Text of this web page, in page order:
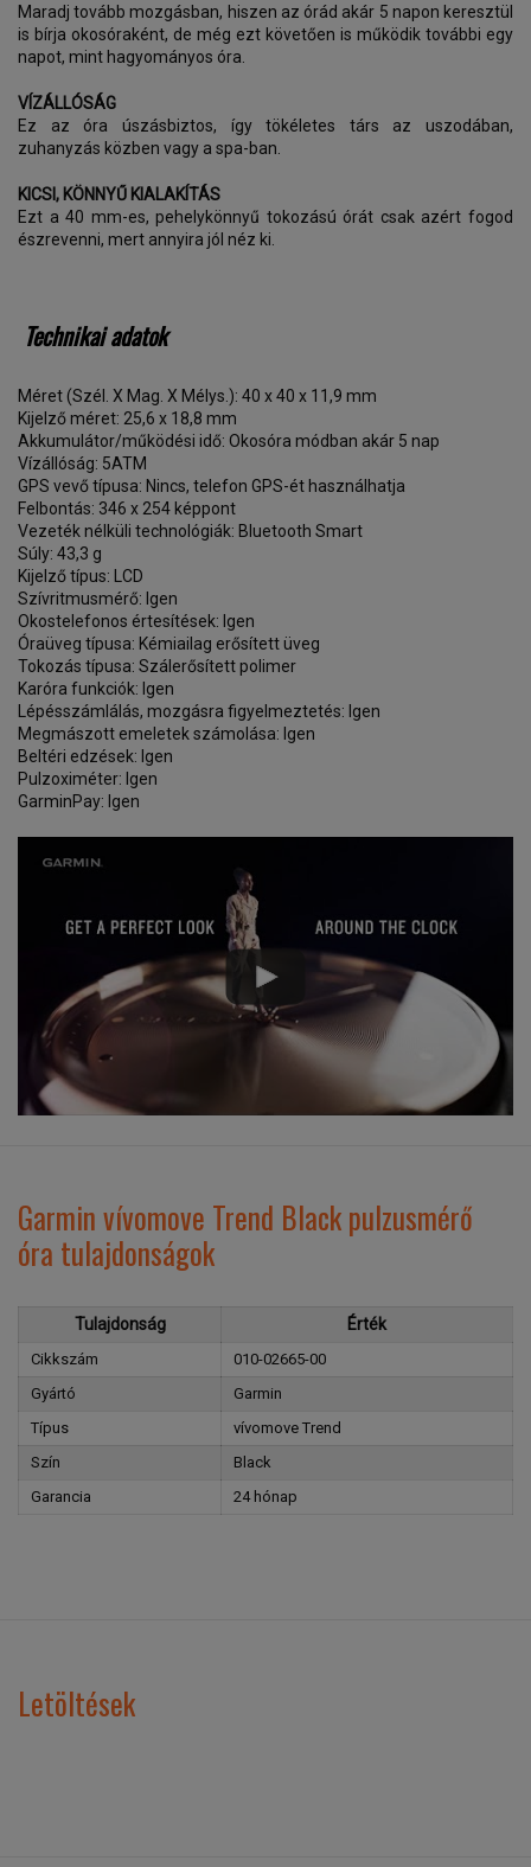
Maradj tovább mozgásban, hiszen az órád akár 5 napon keresztül
is bírja okosóraként, de még ezt követően is működik további egy
napot, mint hagyományos óra.
VÍZÁLLÓSÁG
Ez az óra úszásbiztos, így tökéletes társ az uszodában,
zuhanyzás közben vagy a spa-ban.
KICSI, KÖNNYŰ KIALAKÍTÁS
Ezt a 40 mm-es, pehelykönnyű tokozású órát csak azért fogod
észrevenni, mert annyira jól néz ki.
Technikai adatok
Méret (Szél. X Mag. X Mélys.): 40 x 40 x 11,9 mm
Kijelző méret: 25,6 x 18,8 mm
Akkumulátor/működési idő: Okosóra módban akár 5 nap
Vízállóság: 5ATM
GPS vevő típusa: Nincs, telefon GPS-ét használhatja
Felbontás: 346 x 254 képpont
Vezeték nélküli technológiák: Bluetooth Smart
Súly: 43,3 g
Kijelző típus: LCD
Szívritmusmérő: Igen
Okostelefonos értesítések: Igen
Óraüveg típusa: Kémiailag erősített üveg
Tokozás típusa: Szálerősített polimer
Karóra funkciók: Igen
Lépésszámlálás, mozgásra figyelmeztetés: Igen
Megmászott emeletek számolása: Igen
Beltéri edzések: Igen
Pulzoximéter: Igen
GarminPay: Igen
Garmin vívomove Trend Black pulzusmérő
óra tulajdonságok
Tulajdonság Érték
Cikkszám
010-02665-00
Gyártó
Garmin
Típus
vívomove Trend
Szín
Black
Garancia
24 hónap
Letöltések